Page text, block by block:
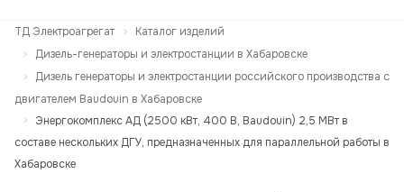
ТД Электроагрегат
Каталог изделий
Дизель-генераторы и электростанции в Хабаровске
Дизель генераторы и электростанции российского производства с
двигателем Baudouin в Хабаровске
Энергокомплекс АД (2500 кВт, 400 В, Baudouin) 2,5 МВт в
составе нескольких ДГУ, предназначенных для параллельной работы в
Хабаровске